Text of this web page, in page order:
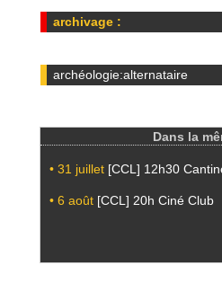
archivage :
archéologie:alternataire
Dans la
• 31 juillet [CCL] 12h30
• 6 août [CCL] 20h Ciné Club